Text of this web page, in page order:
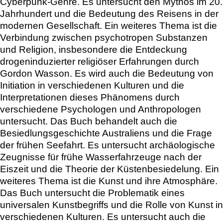
Jahrhundert und die Bedeutung des Reisens in der
modernen Gesellschaft. Ein weiteres Thema ist die
Verbindung zwischen psychotropen Substanzen
und Religion, insbesondere die Entdeckung
drogeninduzierter religiöser Erfahrungen durch
Gordon Wasson. Es wird auch die Bedeutung von
Initiation in verschiedenen Kulturen und die
Interpretationen dieses Phänomens durch
verschiedene Psychologen und Anthropologen
untersucht. Das Buch behandelt auch die
Besiedlungsgeschichte Australiens und die Frage
der frühen Seefahrt. Es untersucht archäologische
Zeugnisse für frühe Wasserfahrzeuge nach der
Eiszeit und die Theorie der Küstenbesiedelung. Ein
weiteres Thema ist die Kunst und ihre Atmosphäre.
Das Buch untersucht die Problematik eines
universalen Kunstbegriffs und die Rolle von Kunst in
verschiedenen Kulturen. Es untersucht auch die